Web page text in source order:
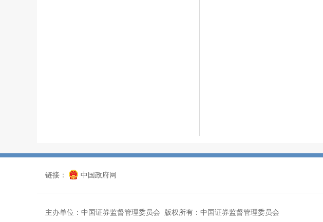
链接： 中国政府网
主办单位：中国证券监督管理委员会 版权所有：中国证券监督管理委员会